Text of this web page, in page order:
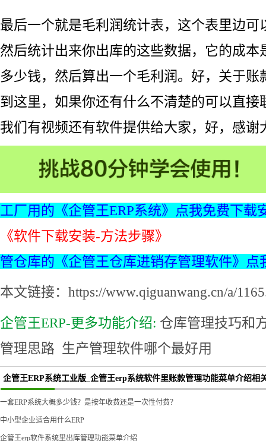
最后一个就是毛利润统计表，这个表里边可
然后统计出来你出库的这些数据，它的成本
多少钱，然后算出一个毛利润。好，关于账
到这里，如果你还有什么不清楚的可以直接
我们有视频还有软件提供给大家，好，感谢
工厂用的《企管王ERP系统》点我免费下载
《软件下载安装-方法步骤》
管仓库的《企管王仓库进销存管理软件》点
本文链接：https://www.qiguanwang.cn/a/
企管王ERP-更多功能介绍: 仓库管理技巧和
管理思路 生产管理软件哪个最好用
企管王ERP系统工业版_企管王erp系统软件里账款管理功能菜单介绍相
一套ERP系统大概多少钱？是按年收费还是一次性付费？
中小型企业适合用什么ERP
企管王erp软件系统里出库管理功能菜单介绍